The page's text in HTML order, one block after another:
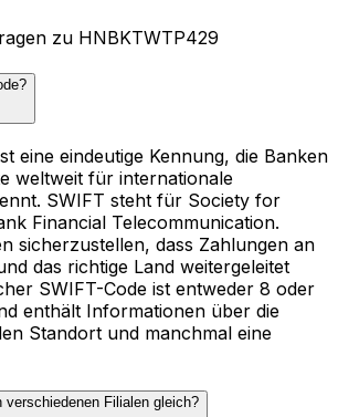
zu HNBKTWTP429
eine eindeutige Kennung, die Banken
weltweit für internationale
SWIFT steht für Society for
Financial Telecommunication.
sicherzustellen, dass Zahlungen an
das richtige Land weitergeleitet
SWIFT-Code ist entweder 8 oder
enthält Informationen über die
Standort und manchmal eine
verschiedenen Filialen gleich?